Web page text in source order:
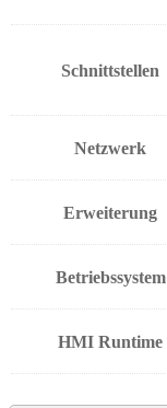
Schnittstellen
Netzwerk
Erweiterung
Betriebssystem
HMI Runtime